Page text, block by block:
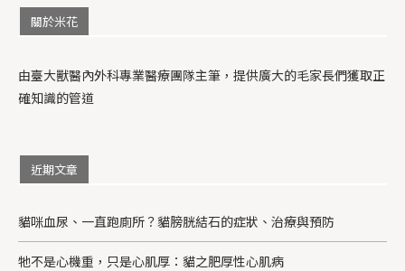
關於米花
由臺大獸醫內外科專業醫療團隊主筆，提供廣大的毛家長們獲取正
確知識的管道
近期文章
貓咪血尿、一直跑廁所？貓膀胱結石的症狀、治療與預防
牠不是心機重，只是心肌厚：貓之肥厚性心肌病